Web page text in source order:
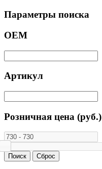
Параметры поиска
ОЕМ
Артикул
Розничная цена (руб.)